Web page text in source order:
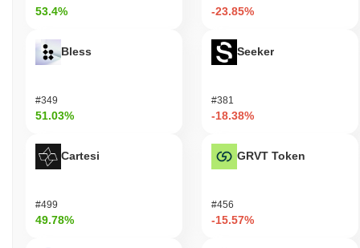
53.4%
Bless
#349
51.03%
Cartesi
#499
49.78%
-23.85%
Seeker
#381
-18.38%
GRVT Token
#456
-15.57%